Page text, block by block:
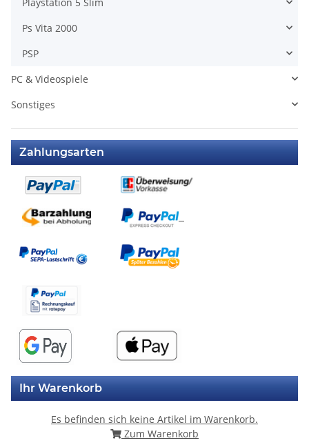
Ps Vita 2000
PSP
PC & Videospiele
Sonstiges
Zahlungsarten
Ihr Warenkorb
Es befinden sich keine Artikel im Warenkorb.
Zum Warenkorb